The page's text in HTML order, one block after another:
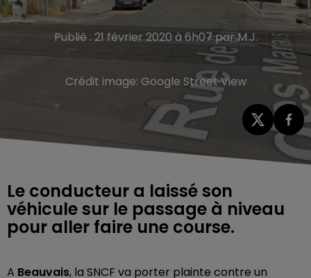
Publié : 21 février 2020 à 6h07 par M.J.
Crédit image: Google Street View
Le conducteur a laissé son
véhicule sur le passage à niveau
pour aller faire une course.
A Beauvais, la SNCF va porter plainte contre un